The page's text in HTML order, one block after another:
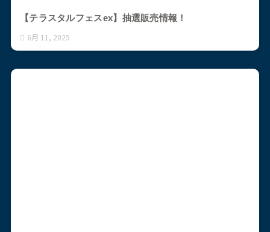
【テラスタルフェスex】抽選販売情報！
6月 11, 2025